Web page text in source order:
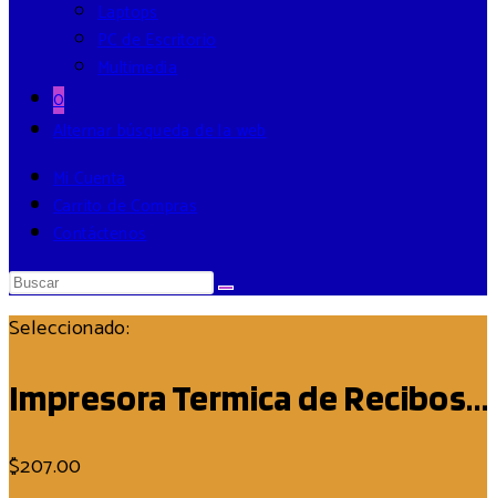
Laptops
PC de Escritorio
Multimedia
0
Alternar búsqueda de la web
Mi Cuenta
Carrito de Compras
Contáctenos
Seleccionado:
Impresora Termica de Recibos…
$207.00